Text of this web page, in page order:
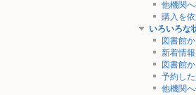
他機関
購入を
いろいろな
図書館
新着情報
図書館
予約し
他機関